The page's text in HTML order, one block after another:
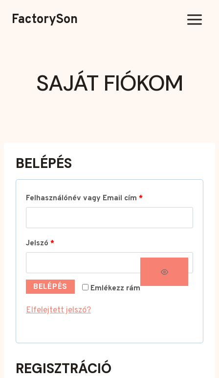
FactorySon
SAJÁT FIÓKOM
BELÉPÉS
Felhasználónév vagy Email cím *K
e
e
Jelszó *K
t
e
l
ő
Emlékezz rám
BELÉPÉS
Elfelejtett jelszó?
REGISZTRÁCIÓ